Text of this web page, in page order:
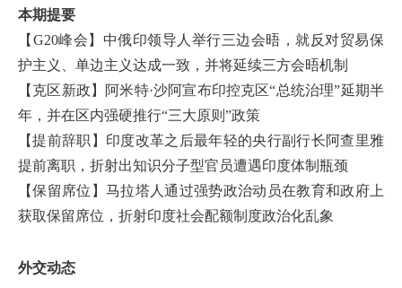
本期提要
【G20峰会】中俄印领导人举行三边会晤，就反对贸易保
护主义、单边主义达成一致，并将延续三方会晤机制
【克区新政】阿米特·沙阿宣布印控克区“总统治理”延期半
年，并在区内强硬推行“三大原则”政策
【提前辞职】印度改革之后最年轻的央行副行长阿查里雅
提前离职，折射出知识分子型官员遭遇印度体制瓶颈
【保留席位】马拉塔人通过强势政治动员在教育和政府上
获取保留席位，折射印度社会配额制度政治化乱象
外交动态